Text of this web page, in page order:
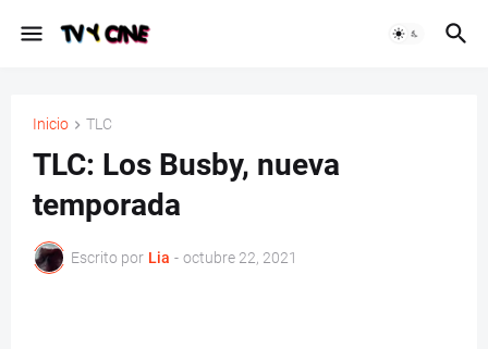
Inicio TLC
TLC: Los Busby, nueva
temporada
Escrito por Lia - octubre 22, 2021